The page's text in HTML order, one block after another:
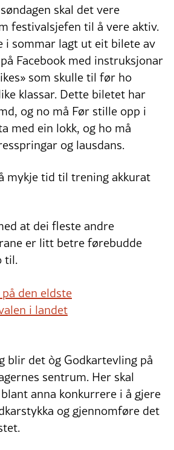
skal det vere
festivalsjefen til å vere aktiv.
i sommar lagt ut eit bilete av
Facebook med instruksjonar
som skulle til før ho
klassar. Dette biletet har
og no må Før stille opp i
med ein lokk, og ho må
og lausdans.
mykje tid til trening akkurat
at dei fleste andre
er litt betre førebudde
til.
den eldste
i landet
blir det òg Godkartevling på
sentrum. Her skal
anna konkurrere i å gjere
og gjennomføre det